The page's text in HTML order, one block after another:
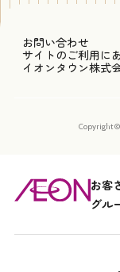
お問い合わせ
サイトのご利用に
イオンタウン株式
Copyright ©
お客
グル